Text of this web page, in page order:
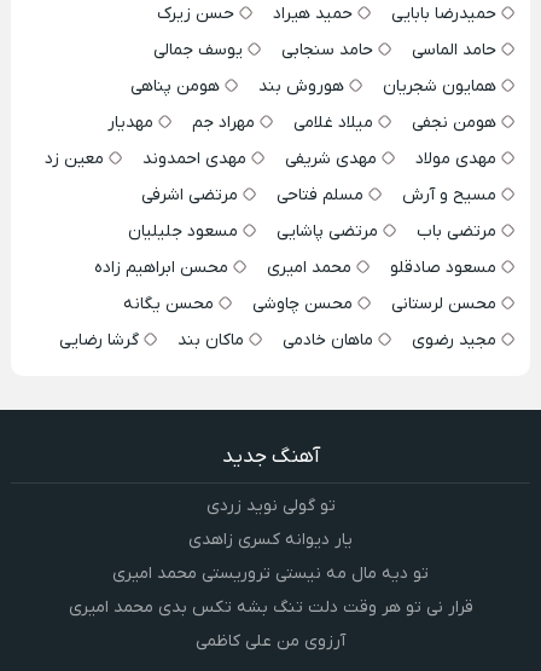
حمیدرضا بابایی
حمید هیراد
حسن زیرک
حامد الماسی
حامد سنجابی
یوسف جمالی
همایون شجریان
هوروش بند
هومن پناهی
هومن نجفی
میلاد غلامی مهراد جم
مهدیار
مهدی مولاد
مهدی شریفی مهدی احمدوند
معین زد
مسیح و آرش
مسلم فتاحی
مرتضی اشرفی
مرتضی باب
مرتضی پاشایی
مسعود جلیلیان
مسعود صادقلو
محمد امیری
محسن ابراهیم زاده
محسن لرستانی
محسن چاوشی
محسن یگانه
مجید رضوی
ماهان خادمی ماکان بند گرشا رضایی
آهنگ جدید
تو گولی نوید زردی
یار دیوانه کسری زاهدی
تو دیه مال مه نیستی تروریستی محمد امیری
قرار نی تو هر وقت دلت تنگ بشه تکس بدی محمد امیری
آرزوی من علی کاظمی